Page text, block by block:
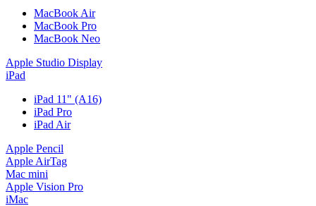
MacBook Air
MacBook Pro
MacBook Neo
Apple Studio Display
iPad
iPad 11" (A16)
iPad Pro
iPad Air
Apple Pencil
Apple AirTag
Mac mini
Apple Vision Pro
iMac